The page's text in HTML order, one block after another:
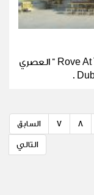
تستعدّ المجموعة لافتتاح فندق " Rove At The Park " العصري
السابق 7 8
التالي